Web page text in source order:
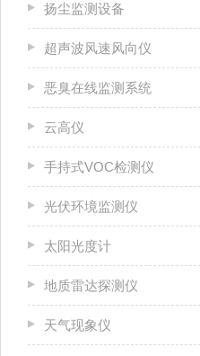
扬尘监测设备
超声波风速风向仪
恶臭在线监测系统
云高仪
手持式VOC检测仪
光伏环境监测仪
太阳光度计
地质雷达探测仪
天气现象仪